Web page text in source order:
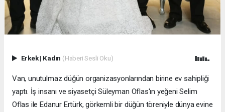
Erkek| Kadın (Haberi Sesli Oku)
Van, unutulmaz düğün organizasyonlarından birine ev sahipliği
yaptı. İş insanı ve siyasetçi Süleyman Oflas'ın yeğeni Selim
Oflas ile Edanur Ertürk, görkemli bir düğün töreniyle dünya evine